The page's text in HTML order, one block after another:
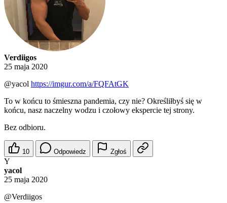
Verdiigos
25 maja 2020
@yacol https://imgur.com/a/FQFAtGK
To w końcu to śmieszna pandemia, czy nie? Określiłbyś się w
końcu, nasz naczelny wodzu i czołowy ekspercie tej strony.
Bez odbioru.
10 Odpowiedz Zgłoś
Y
yacol
25 maja 2020
@Verdiigos